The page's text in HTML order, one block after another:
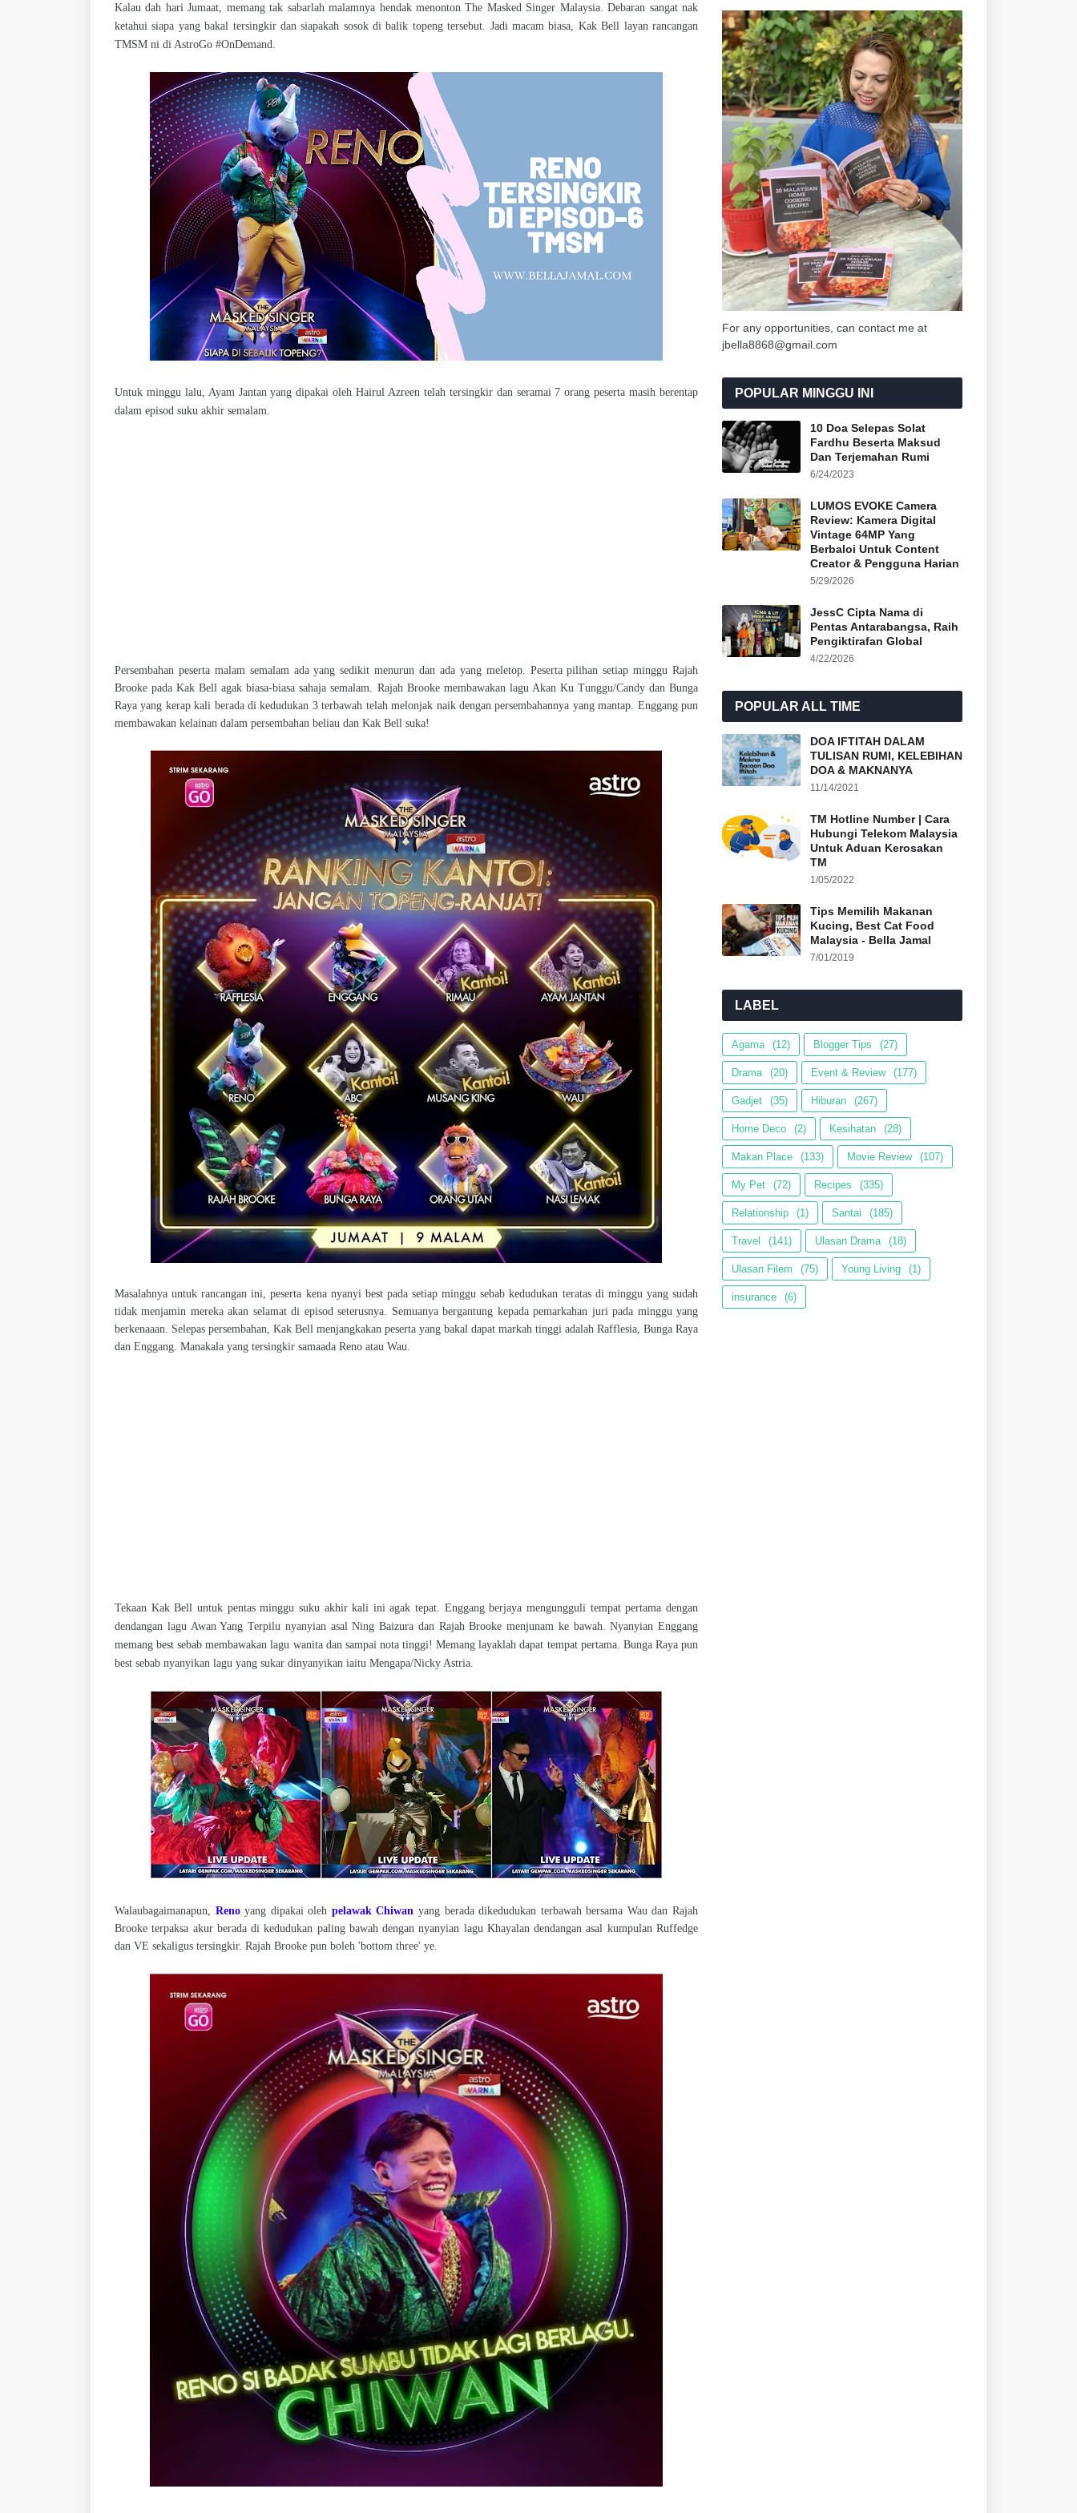
Kalau dah hari Jumaat, memang tak sabarlah malamnya hendak menonton The Masked Singer Malaysia. Debaran sangat nak
ketahui siapa yang bakal tersingkir dan siapakah sosok di balik topeng tersebut. Jadi macam biasa, Kak Bell layan rancangan
TMSM ni di AstroGo #OnDemand.
Untuk minggu lalu, Ayam Jantan yang dipakai oleh Hairul Azreen telah tersingkir dan seramai 7 orang peserta masih berentap
dalam episod suku akhir semalam.
Persembahan peserta malam semalam ada yang sedikit menurun dan ada yang meletop. Peserta pilihan setiap minggu Rajah
Brooke pada Kak Bell agak biasa-biasa sahaja semalam. Rajah Brooke membawakan lagu Akan Ku Tunggu/Candy dan Bunga
Raya yang kerap kali berada di kedudukan 3 terbawah telah melonjak naik dengan persembahannya yang mantap. Enggang pun
membawakan kelainan dalam persembahan beliau dan Kak Bell suka!
Masalahnya untuk rancangan ini, peserta kena nyanyi best pada setiap minggu sebab kedudukan teratas di minggu yang sudah
tidak menjamin mereka akan selamat di episod seterusnya. Semuanya bergantung kepada pemarkahan juri pada minggu yang
berkenaaan. Selepas persembahan, Kak Bell menjangkakan peserta yang bakal dapat markah tinggi adalah Rafflesia, Bunga Raya
dan Enggang. Manakala yang tersingkir samaada Reno atau Wau.
Tekaan Kak Bell untuk pentas minggu suku akhir kali ini agak tepat. Enggang berjaya mengungguli tempat pertama dengan
dendangan lagu Awan Yang Terpilu nyanyian asal Ning Baizura dan Rajah Brooke menjunam ke bawah. Nyanyian Enggang
memang best sebab membawakan lagu wanita dan sampai nota tinggi! Memang layaklah dapat tempat pertama. Bunga Raya pun
best sebab nyanyikan lagu yang sukar dinyanyikan iaitu Mengapa/Nicky Astria.
Walaubagaimanapun, Renoyang dipakai oleh pelawak Chiwan yang berada dikedudukan terbawah bersama Wau dan Rajah
Brooke terpaksa akur berada di kedudukan paling bawah dengan nyanyian lagu Khayalan dendangan asal kumpulan Ruffedge
dan VE sekaligus tersingkir. Rajah Brooke pun boleh 'bottom three' ye.
For any opportunities, can contact me at
jbella8868@gmail.com
POPULAR MINGGU INI
10 Doa Selepas Solat
Fardhu Beserta Maksud
Dan Terjemahan Rumi
6/24/2023
LUMOS EVOKE Camera
Review: Kamera Digital
Vintage 64MP Yang
Berbaloi Untuk Content
Creator & Pengguna Harian
5/29/2026
JessC Cipta Nama di
Pentas Antarabangsa, Raih
Pengiktirafan Global
4/22/2026
POPULAR ALL TIME
DOA IFTITAH DALAM
TULISAN RUMI, KELEBIHAN
DOA & MAKNANYA
11/14/2021
TM Hotline Number | Cara
Hubungi Telekom Malaysia
Untuk Aduan Kerosakan
TM
1/05/2022
Tips Memilih Makanan
Kucing, Best Cat Food
Malaysia - Bella Jamal
7/01/2019
LABEL
Agama (12) Blogger Tips (27)
Drama (20) Event & Review (177)
Gadjet (35) Hiburan (267)
Home Deco (2) Kesihatan (28)
Makan Place (133) Movie Review (107)
My Pet (72) Recipes (335)
Relationship (1) Santai (185)
Travel (141) Ulasan Drama (18)
Ulasan Filem (75) Young Living (1)
insurance (6)